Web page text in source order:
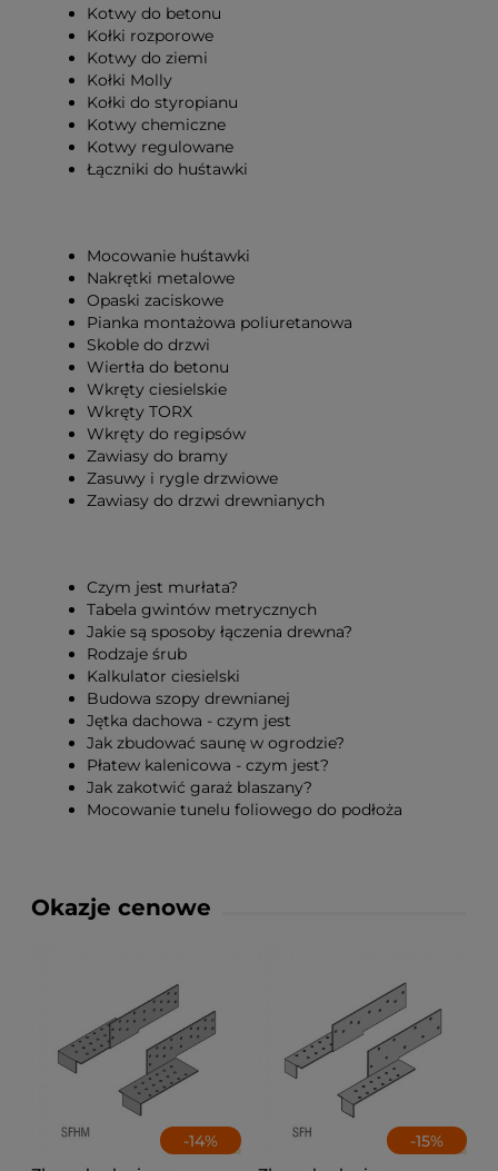
Kotwy do betonu
Kołki rozporowe
Kotwy do ziemi
Kołki Molly
Kołki do styropianu
Kotwy chemiczne
Kotwy regulowane
Łączniki do huśtawki
Mocowanie huśtawki
Nakrętki metalowe
Opaski zaciskowe
Pianka montażowa poliuretanowa
Skoble do drzwi
Wiertła do betonu
Wkręty ciesielskie
Wkręty TORX
Wkręty do regipsów
Zawiasy do bramy
Zasuwy i rygle drzwiowe
Zawiasy do drzwi drewnianych
Czym jest murłata?
Tabela gwintów metrycznych
Jakie są sposoby łączenia drewna?
Rodzaje śrub
Kalkulator ciesielski
Budowa szopy drewnianej
Jętka dachowa - czym jest
Jak zbudować saunę w ogrodzie?
Płatew kalenicowa - czym jest?
Jak zakotwić garaż blaszany?
Mocowanie tunelu foliowego do podłoża
Okazje cenowe
-14%
-15%